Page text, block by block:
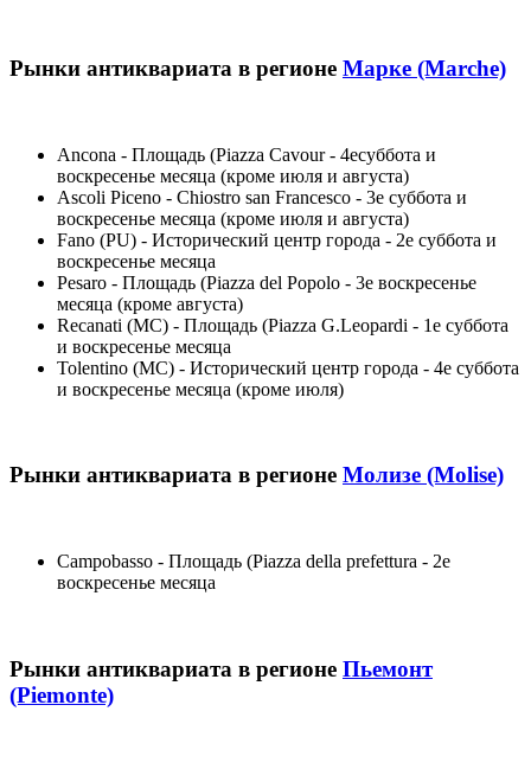
Рынки антиквариата в регионе Марке (Marche)
Ancona - Площадь (Piazza Cavour - 4есуббота и
воскресенье месяца (кроме июля и августа)
Ascoli Piceno - Chiostro san Francesco - 3е суббота и
воскресенье месяца (кроме июля и августа)
Fano (PU) - Исторический центр города - 2е суббота и
воскресенье месяца
Pesaro - Площадь (Piazza del Popolo - 3е воскресенье
месяца (кроме августа)
Recanati (MC) - Площадь (Piazza G.Leopardi - 1е суббота
и воскресенье месяца
Tolentino (MC) - Исторический центр города - 4е суббота
и воскресенье месяца (кроме июля)
Рынки антиквариата в регионе Молизе (Molise)
Campobasso - Площадь (Piazza della prefettura - 2е
воскресенье месяца
Рынки антиквариата в регионе Пьемонт
(Piemonte)